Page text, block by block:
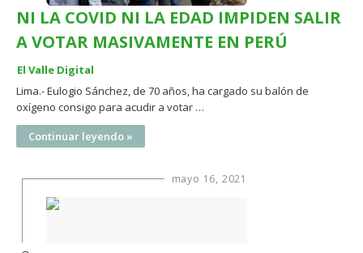
NI LA COVID NI LA EDAD IMPIDEN SALIR
A VOTAR MASIVAMENTE EN PERÚ
El Valle Digital
Lima.- Eulogio Sánchez, de 70 años, ha cargado su balón de
oxígeno consigo para acudir a votar …
Continuar leyendo »
mayo 16, 2021